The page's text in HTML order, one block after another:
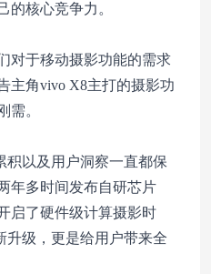
的核心竞争力。
对于移动摄影功能的需求
主角vivo X8主打的摄影功
需。
积以及用户洞察一直都保
年多时间发布自研芯片
启了硬件级计算摄影时
升级，更是给用户带来全